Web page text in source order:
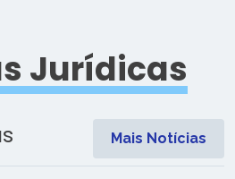
Jurídicas
Mais Notícias